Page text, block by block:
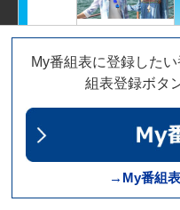
My番組表に登録した
組表登録ボタ
→My番組